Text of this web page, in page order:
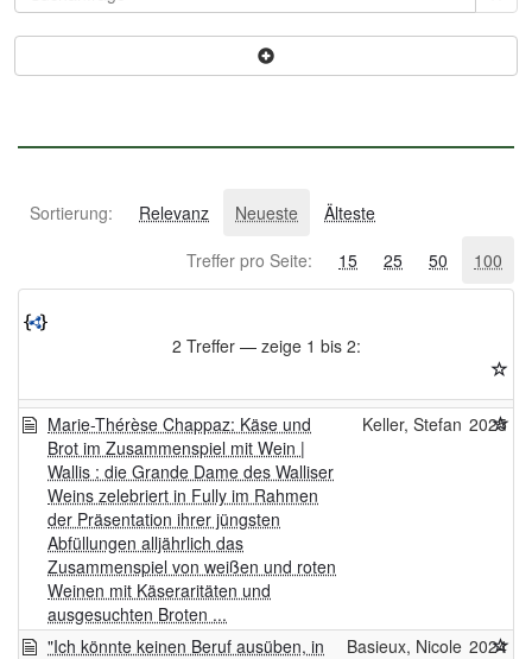
Sortierung: Relevanz Neueste
Älteste
Treffer pro Seite:
15 25 50 100
2 Treffer — zeige 1 bis 2:
Marie-Thérèse Chappaz: Käse und
Brot im Zusammenspiel mit Wein |
Wallis : die Grande Dame des Walliser
Weins zelebriert in Fully im Rahmen
der Präsentation ihrer jüngsten
Abfüllungen alljährlich das
Zusammenspiel von weißen und roten
Weinen mit Käseraritäten und
ausgesuchten Broten ...
Keller, Stefan 2025
"Ich könnte keinen Beruf ausüben, in
Basieux, Nicole 2024